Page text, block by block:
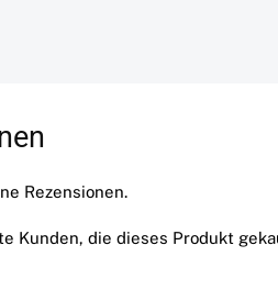
Rezensionen.
Kunden, die dieses Produkt